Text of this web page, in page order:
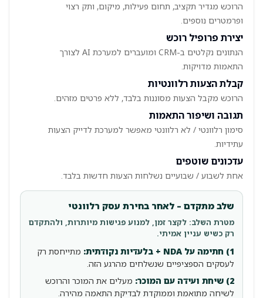
הרוכש מגדיר תקציב, תחום פעילות, מיקום, ותק רצוי
ופרמטרים נוספים.
יצירת פרופיל רוכש
הנתונים נקלטים ב-CRM ומועברים למערכת AI לצורך
התאמות מדויקות.
קבלת הצעות רלוונטיות
הרוכש מקבל הצעות מסוננות בלבד, ללא פרטים מזהים.
תגובה ושיפור התאמות
סימון רלוונטי / לא רלוונטי מאפשר למערכת לדייק הצעות
עתידיות.
עדכונים שוטפים
אחת לשבוע / שבועיים נשלחות הצעות חדשות בלבד.
שלב מתקדם – לאחר בחירת עסק רלוונטי
מטרת השלב: לקצר זמן, למנוע פגישות מיותרות, ולהתקדם
רק כשיש עניין אמיתי.
1) חתימה על NDA + בלעדיות נקודתית:
מתייחסת רק
לעסקים הספציפיים שנשלחים מהרגע הזה.
2) שיחת ועידה עם המוכר:
מעלים את המוכר והרוכש
לשיחה מתואמת וממוקדת לבדיקת התאמה מהירה.